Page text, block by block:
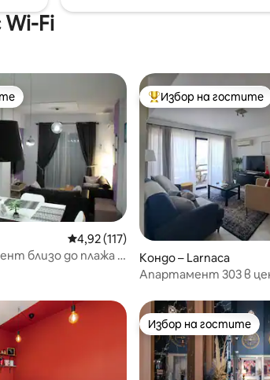
Fi
отзива
Средна оценка: 4,92 от 5, 117
4,92 (117)
близо до плажа в
Най-популярен избор
Избор на гостите
Кондо – Larnaca
Апартамент 303 в
Избор на гостите
Избор на гостите